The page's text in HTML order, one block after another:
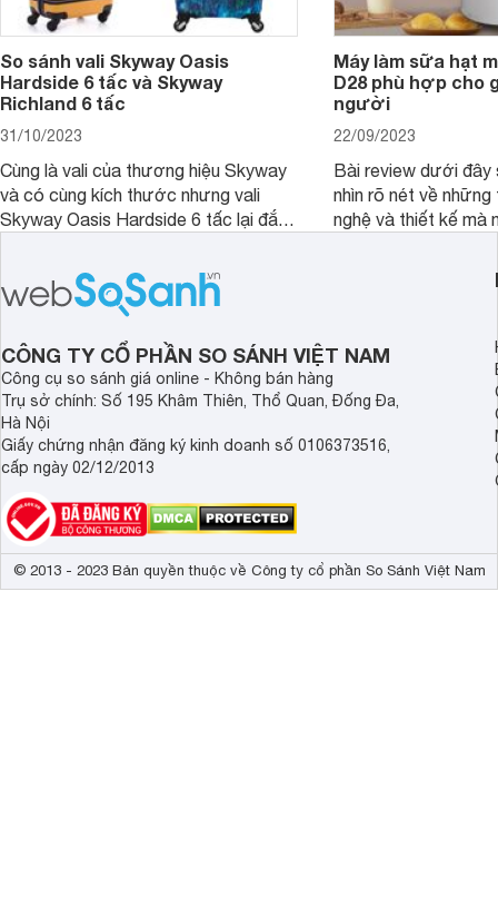
So sánh vali Skyway Oasis
Hardside 6 tấc và Skyway
Richland 6 tấc
31/10/2023
Cùng là vali của thương hiệu Skyway
và có cùng kích thước nhưng vali
Skyway Oasis Hardside 6 tấc lại đắt
Máy làm sữa hạt
D28 phù hợp cho
người
22/09/2023
Bài review dưới đây
nhìn rõ nét về những
nghệ và thiết kế mà
CÔNG TY CỔ PHẦN SO SÁNH VIỆT NAM
Công cụ so sánh giá online - Không bán hàng
Trụ sở chính: Số 195 Khâm Thiên, Thổ Quan, Đống Đa,
Hà Nội
Giấy chứng nhận đăng ký kinh doanh số 0106373516,
cấp ngày 02/12/2013
© 2013 - 2023 Bản quyền thuộc về Công ty cổ phần So Sánh Việt Nam